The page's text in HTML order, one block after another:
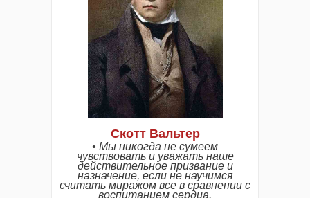
Скотт Вальтер
• Мы никогда не сумеем
чувствовать и уважать наше
действительное призвание и
назначение, если не научимся
считать миражом все в сравнении с
воспитанием сердца.